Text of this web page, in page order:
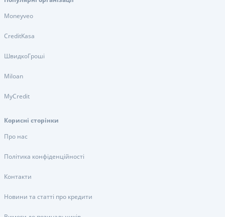
Moneyveo
CreditKasa
ШвидкоГроші
Miloan
MyCredit
Корисні сторінки
Про нас
Політика конфіденційності
Контакти
Новини та статті про кредити